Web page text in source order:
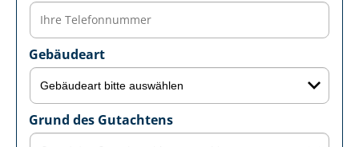
Gebäudeart
Grund des Gutachtens